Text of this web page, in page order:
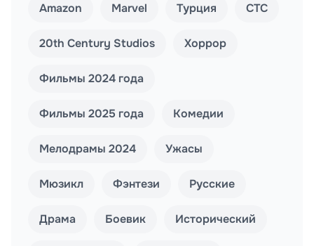
Amazon Marvel Турция СТС
20th Century Studios Хоррор
Фильмы 2024 года
Фильмы 2025 года Комедии
Мелодрамы 2024 Ужасы
Мюзикл Фэнтези Русские
Драма Боевик Исторический